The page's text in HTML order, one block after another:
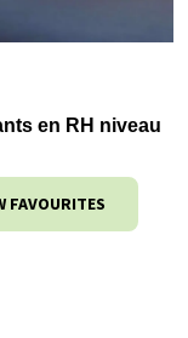
en RH niveau
FAVOURITES